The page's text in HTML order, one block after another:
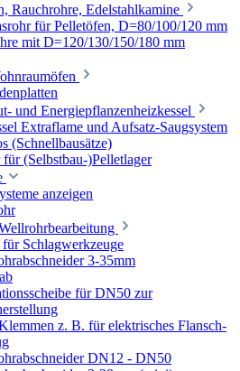
Rauchrohre, Edelstahlkamine
für Pelletöfen, D=80/100/120 mm
mit D=120/130/150/180 mm
und Energiepflanzenheizkessel
Extraflame und Aufsatz-Saugsystem
(Schnellbausätze)
(Selbstbau-)Pelletlager
anzeigen
für Schlagwerkzeuge
3-35mm
für DN50 zur
z. B. für elektrisches Flansch-
DN12 - DN50